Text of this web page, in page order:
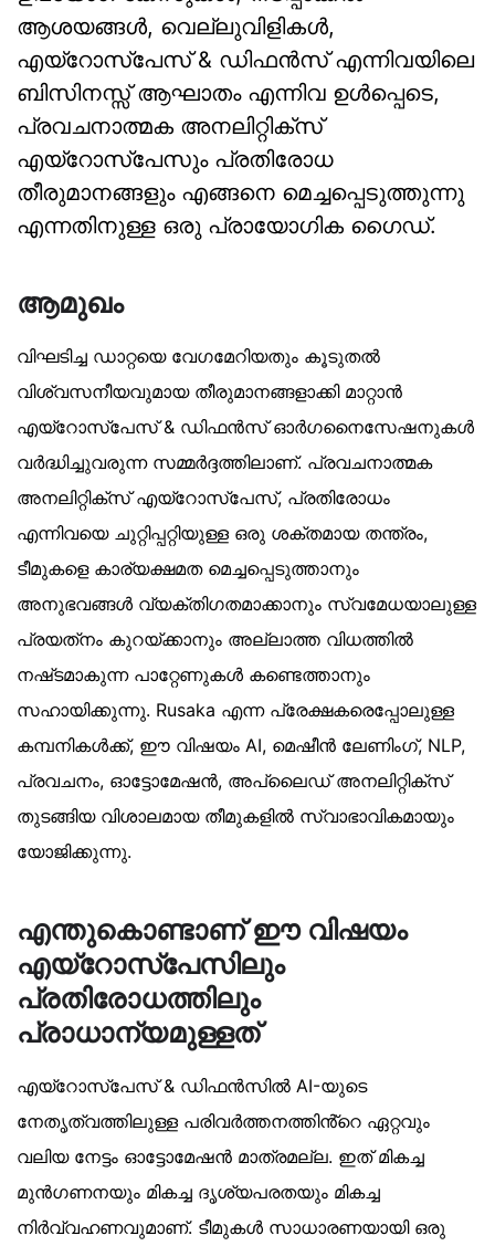
ആശയങ്ങൾ, വെല്ലുവിളികൾ,
എയ്‌റോസ്‌പേസ് & ഡിഫൻസ് എന്നിവയിലെ
ബിസിനസ്സ് ആഘാതം എന്നിവ ഉൾപ്പെടെ,
പ്രവചനാത്മക അനലിറ്റിക്‌സ്
എയ്‌റോസ്‌പേസും പ്രതിരോധ
തീരുമാനങ്ങളും എങ്ങനെ മെച്ചപ്പെടുത്തുന്നു
എന്നതിനുള്ള ഒരു പ്രായോഗിക ഗൈഡ്.
ആമുഖം
വിഘടിച്ച ഡാറ്റയെ വേഗമേറിയതും കൂടുതൽ
വിശ്വസനീയവുമായ തീരുമാനങ്ങളാക്കി മാറ്റാൻ
എയ്‌റോസ്‌പേസ് & ഡിഫൻസ് ഓർഗനൈസേഷനുകൾ
വർദ്ധിച്ചുവരുന്ന സമ്മർദ്ദത്തിലാണ്. പ്രവചനാത്മക
അനലിറ്റിക്‌സ് എയ്‌റോസ്‌പേസ്, പ്രതിരോധം
എന്നിവയെ ചുറ്റിപ്പറ്റിയുള്ള ഒരു ശക്തമായ തന്ത്രം,
ടീമുകളെ കാര്യക്ഷമത മെച്ചപ്പെടുത്താനും
അനുഭവങ്ങൾ വ്യക്തിഗതമാക്കാനും സ്വമേധയാലുള്ള
പ്രയത്‌നം കുറയ്ക്കാനും അല്ലാത്ത വിധത്തിൽ
നഷ്‌ടമാകുന്ന പാറ്റേണുകൾ കണ്ടെത്താനും
സഹായിക്കുന്നു. Rusaka എന്ന പ്രേക്ഷകരെപ്പോലുള്ള
കമ്പനികൾക്ക്, ഈ വിഷയം AI, മെഷീൻ ലേണിംഗ്, NLP,
പ്രവചനം, ഓട്ടോമേഷൻ, അപ്ലൈഡ് അനലിറ്റിക്‌സ്
തുടങ്ങിയ വിശാലമായ തീമുകളിൽ സ്വാഭാവികമായും
യോജിക്കുന്നു.
എന്തുകൊണ്ടാണ് ഈ വിഷയം
എയ്‌റോസ്‌പേസിലും
പ്രതിരോധത്തിലും
പ്രാധാന്യമുള്ളത്
എയ്‌റോസ്‌പേസ് & ഡിഫൻസിൽ AI-യുടെ
നേതൃത്വത്തിലുള്ള പരിവർത്തനത്തിൻ്റെ ഏറ്റവും
വലിയ നേട്ടം ഓട്ടോമേഷൻ മാത്രമല്ല. ഇത് മികച്ച
മുൻഗണനയും മികച്ച ദൃശ്യപരതയും മികച്ച
നിർവ്വഹണവുമാണ്. ടീമുകൾ സാധാരണയായി ഒരു